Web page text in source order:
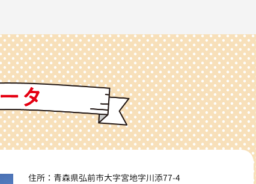
住所：青森県弘前市大字宮地字川添77-4